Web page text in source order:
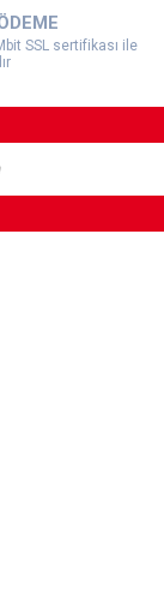
SSL sertifikası ile